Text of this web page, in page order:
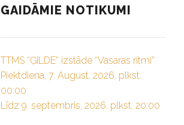
GAIDĀMIE NOTIKUMI
TTMS “ĢILDE” izstāde “Vasaras ritmi”
Piektdiena, 7. August, 2026. plkst.
00:00
Līdz 9. septembris, 2026. plkst. 20:00